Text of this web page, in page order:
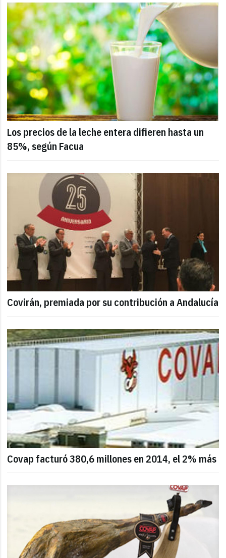
Los precios de la leche entera difieren hasta un
85%, según Facua
Covirán, premiada por su contribución a Andalucía
Covap facturó 380,6 millones en 2014, el 2% más